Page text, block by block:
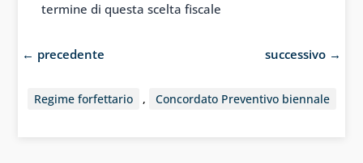
termine di questa scelta fiscale
← precedente successivo →
Regime forfettario , Concordato Preventivo biennale